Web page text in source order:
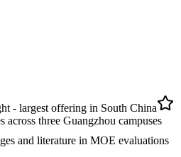
- largest offering in South China
across three Guangzhou campuses
and literature in MOE evaluations